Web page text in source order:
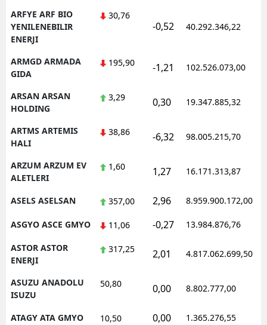
ARFYE ARF BIO
YENILENEBILIR
ENERJI
30,76
-0,52 40.292.346,22
ARMGD ARMADA
GIDA
195,90 -1,21 102.526.073,00
ARSAN ARSAN
HOLDING
3,29 0,30 19.347.885,32
ARTMS ARTEMIS
HALI
38,86 -6,32 98.005.215,70
ARZUM ARZUM EV
ALETLERI
1,60 1,27 16.171.313,87
ASELS ASELSAN 357,00 2,96 8.959.900.172,00
ASGYO ASCE GMYO 11,06 -0,27 13.984.876,76
ASTOR ASTOR
ENERJI
317,25 2,01 4.817.062.699,50
ASUZU ANADOLU
ISUZU
50,80 0,00 8.802.777,00
ATAGY ATA GMYO 10,50 0,00 1.365.276,55